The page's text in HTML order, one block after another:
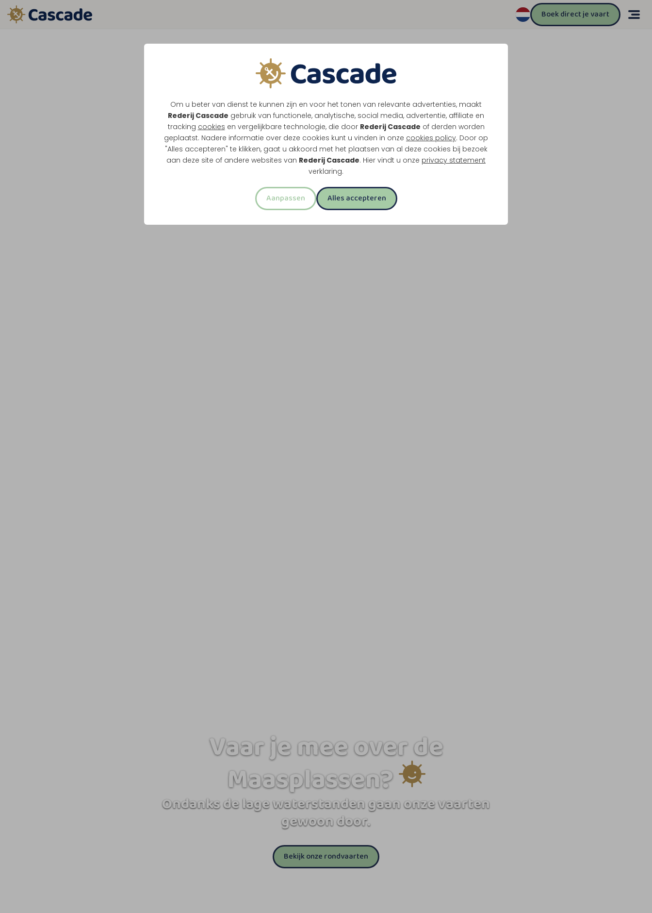
Om u beter van dienst te kunnen zijn en voor het tonen van relevante advertenties, maakt
Rederij Cascade gebruik van functionele, analytische, social media, advertentie, affiliate en
tracking cookies en vergelijkbare technologie, die door Rederij Cascade of derden worden
geplaatst. Nadere informatie over deze cookies kunt u vinden in onze cookies policy. Door op
"Alles accepteren" te klikken, gaat u akkoord met het plaatsen van al deze cookies bij bezoek
aan deze site of andere websites van Rederij Cascade. Hier vindt u onze privacy statement
verklaring.
Aanpassen Alles accepteren
Boek direct je vaart
Vaar je mee over de
Maasplassen?
Ondanks de lage waterstanden gaan onze vaarten
gewoon door.
Bekijk onze rondvaarten